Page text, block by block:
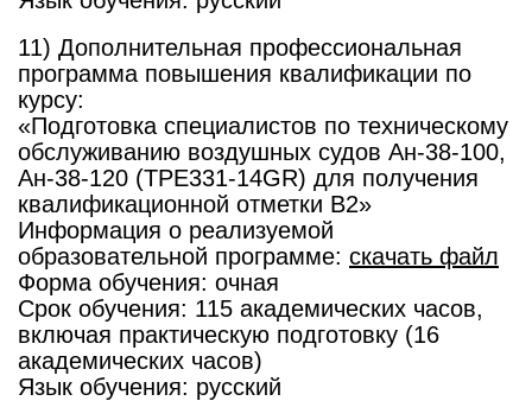
11) Дополнительная профессиональная
программа повышения квалификации по
курсу:
«Подготовка специалистов по техническому
обслуживанию воздушных судов Ан-38-100,
Ан-38-120 (ТРЕ331-14GR) для получения
квалификационной отметки B2»
Информация о реализуемой
образовательной программе: скачать файл
Форма обучения: очная
Срок обучения: 115 академических часов,
включая практическую подготовку (16
академических часов)
Язык обучения: русский